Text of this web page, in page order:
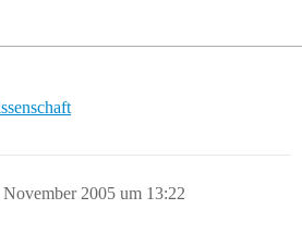
November 2005 um 13:22